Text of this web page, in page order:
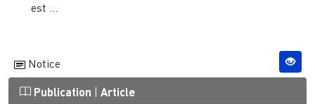
est ...
Notice
Publication | Article